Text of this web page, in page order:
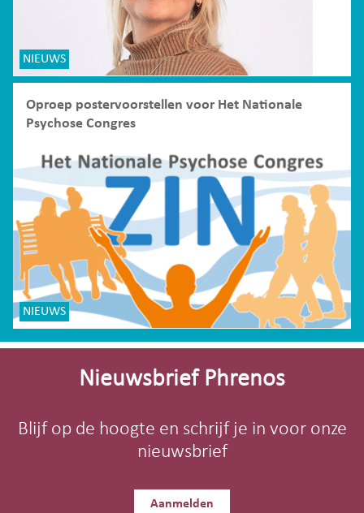
NIEUWS
Oproep postervoorstellen voor Het Nationale
Psychose Congres
NIEUWS
Site-
Nieuwsbrief Phrenos
Blijf op de hoogte en schrijf je in voor onze
nieuwsbrief
Aanmelden